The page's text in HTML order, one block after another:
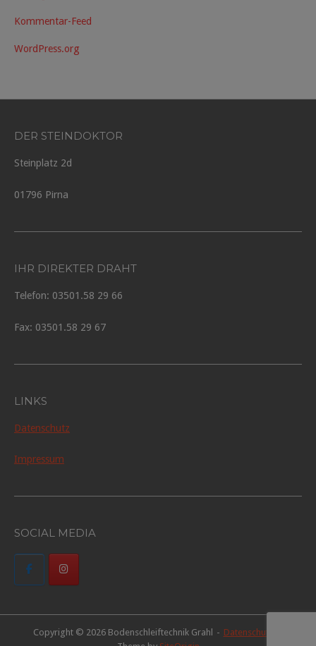
Kommentar-Feed
WordPress.org
DER STEINDOKTOR
Steinplatz 2d
01796 Pirna
IHR DIREKTER DRAHT
Telefon: 03501.58 29 66
Fax: 03501.58 29 67
LINKS
Datenschutz
Impressum
SOCIAL MEDIA
Copyright © 2026 Bodenschleiftechnik Grahl
Datenschutz